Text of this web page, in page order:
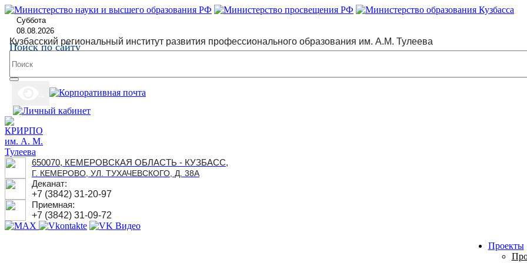
Суббота
08.08.2026
Кузбасский региональный институт развития профессионального образования им. А.М. Тулеева
Поиск по сайту
650070, КЕМЕРОВСКАЯ ОБЛАСТЬ - КУЗБАСС,
Г. КЕМЕРОВО, УЛ. ТУХАЧЕВСКОГО, Д. 38А
Деканат:
+7 (3842) 31-20-97
Приемная:
+7 (3842) 31-09-72
Проекты